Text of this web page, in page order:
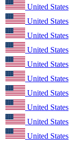
United States
United States
United States
United States
United States
United States
United States
United States
United States
United States